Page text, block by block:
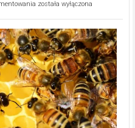
Ekologiczne
Wręczyca
Wielka
z
dofinansowaniem
ponad
15,6
mln
na
modernizację
oczyszczalni
została wyłączona